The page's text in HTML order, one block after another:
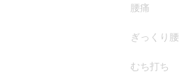
腰痛
ぎっくり腰
むち打ち